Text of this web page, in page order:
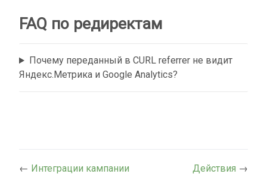
FAQ по редиректам
Почему переданный в CURL referrer не видит
Яндекс.Метрика и Google Analytics?
← Интеграции кампании Действия →